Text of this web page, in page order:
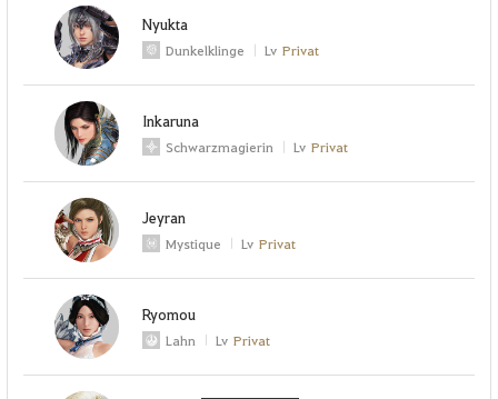
Nyukta
Dunkelklinge Lv Privat
Inkaruna
Schwarzmagierin Lv Privat
Jeyran
Mystique Lv Privat
Ryomou
Lahn Lv Privat